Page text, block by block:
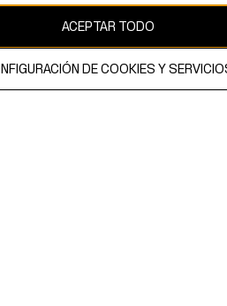
AB
ACEPTAR TODO
DE COOKIES Y